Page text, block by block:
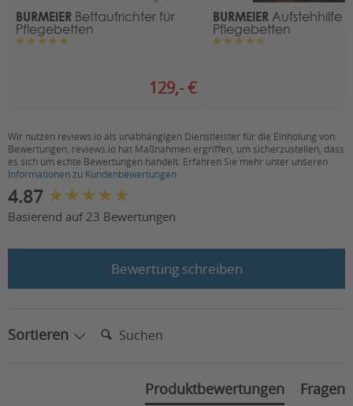
BURMEIER Bettaufrichter für
Pflegebetten
129,- €
BURMEIERAufstehhilfe
Pflegebetten
Wir nutzen reviews.io als unabhängigen Dienstleister für die Einholung von
Bewertungen. reviews.io hat Maßnahmen ergriffen, um sicherzustellen, dass
es sich um echte Bewertungen handelt. Erfahren Sie mehr unter unseren
Informationen zu Kundenbewertungen
4.87
Basierend auf 23 Bewertungen
Bewertung schreiben
Sortieren Suchen:
Produktbewertungen Fragen
New content loaded